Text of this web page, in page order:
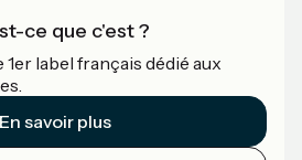
ce que c'est ?
1er label français dédié aux
En savoir plus